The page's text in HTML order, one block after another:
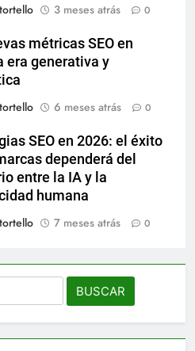
3 meses atrás 0
métricas SEO en
era generativa y
6 meses atrás 0
SEO en 2026: el éxito
dependerá del
entre la IA y la
humana
7 meses atrás 0